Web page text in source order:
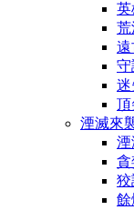
英
荒
遠
守
迷
頂
湮滅來
湮
貪
狡
餘